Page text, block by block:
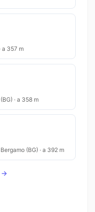
a 357 m
· a 358 m
(BG) · a 392 m
→